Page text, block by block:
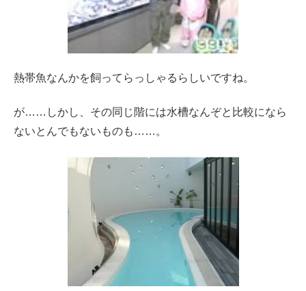
熱帯魚なんかを飼ってらっしゃるらしいですね。
が……しかし、その同じ階には水槽なんぞと比較になら
ないとんでもないものも……。